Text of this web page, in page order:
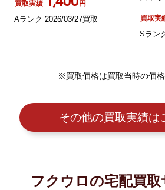
買取実績 円
Aランク 2026/03/27買取 買取実
Sラン
※買取価格は買取当時の価
その他の買取実績は
フクウロの宅配買